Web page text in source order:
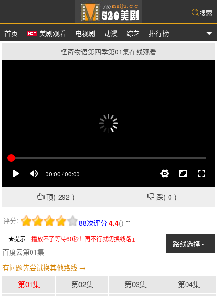
爱美剧
首页 美剧观看 电视剧 动漫 综艺 排行榜
搜索
怪奇物语第四季第01集在线观看
顶( 292 ) 踩( 0 )
评分: 4.4(
88次评分 ) --
★提示 播放不了等待60秒！再不行就切换线路↓
路线选择
百度云第01集
有问题先尝试换其他路线 →
第01集 第02集 第03集
第04集